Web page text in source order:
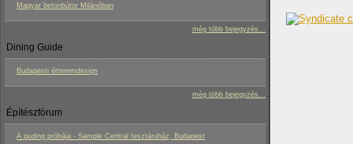
Magyar betonbútor Milánóban
még több bejegyzés...
Dining Guide
Budapesti étteremdesign
még több bejegyzés...
Építészfórum
A puding próbája - Sample Central tesztáruház, Budapest